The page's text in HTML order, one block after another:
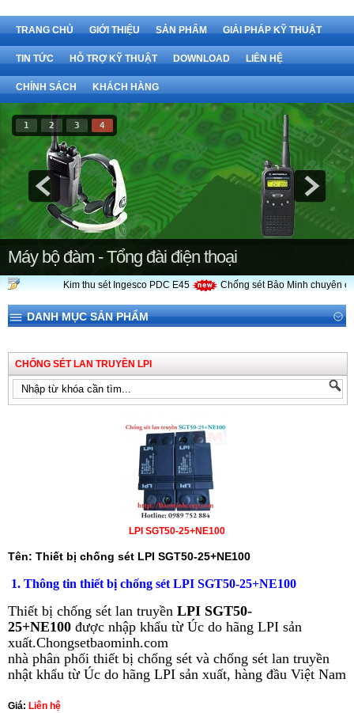
TRANG CHỦ GIỚI THIỆU SẢN PHẨM GIẢI PHÁP KỸ THUẬT
TIN TỨC HỖ TRỢ KỸ THUẬT DOWNLOAD LIÊN HỆ
CHÍNH SÁCH KHÁCH HÀNG
1 2 3 4
Máy bộ đàm - Tổng đài điện thoại
Kim thu sét Ingesco PDC E45 Chống sét Bảo Minh chuyên
DANH MỤC SẢN PHẨM
CHỐNG SÉT LAN TRUYỀN LPI
LPI SGT50-25+NE100
Tên: Thiết bị chống sét LPI SGT50-25+NE100
1. Thông tin thiết bị chống sét LPI SGT50-25+NE100
Thiết bị chống sét lan truyền LPI SGT50-
25+NE100 được nhập khẩu từ Úc do hãng LPI sản
xuất.Chongsetbaominh.com
nhà phân phối thiết bị chống sét và chống sét lan truyền
nhật khẩu từ Úc do hãng LPI sản xuất, hàng đầu Việt Nam
Giá: Liên hệ